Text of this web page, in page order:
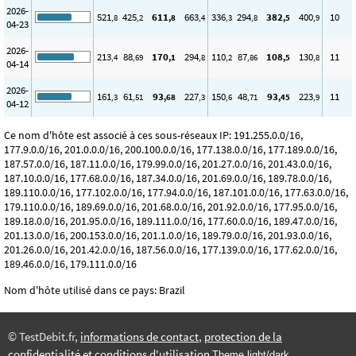
2026-
04-23
521,8 425,2 611,8 663,4 336,3 294,8 382,5 400,9 10
2026-
04-14
213,4 88,69 170,1 294,8 110,2 87,86 108,5 130,8 11
2026-
04-12
161,3 61,51 93,68 227,3 150,6 48,71 93,45 223,9 11
Ce nom d'hôte est associé à ces sous-réseaux IP: 191.255.0.0/16,
177.9.0.0/16, 201.0.0.0/16, 200.100.0.0/16, 177.138.0.0/16, 177.189.0.0/16,
187.57.0.0/16, 187.11.0.0/16, 179.99.0.0/16, 201.27.0.0/16, 201.43.0.0/16,
187.10.0.0/16, 177.68.0.0/16, 187.34.0.0/16, 201.69.0.0/16, 189.78.0.0/16,
189.110.0.0/16, 177.102.0.0/16, 177.94.0.0/16, 187.101.0.0/16, 177.63.0.0/16,
179.110.0.0/16, 189.69.0.0/16, 201.68.0.0/16, 201.92.0.0/16, 177.95.0.0/16,
189.18.0.0/16, 201.95.0.0/16, 189.111.0.0/16, 177.60.0.0/16, 189.47.0.0/16,
201.13.0.0/16, 200.153.0.0/16, 201.1.0.0/16, 189.79.0.0/16, 201.93.0.0/16,
201.26.0.0/16, 201.42.0.0/16, 187.56.0.0/16, 177.139.0.0/16, 177.62.0.0/16,
189.46.0.0/16, 179.111.0.0/16
Nom d'hôte utilisé dans ce pays: Brazil
© TestDebit.fr, informations de contact, protection de la